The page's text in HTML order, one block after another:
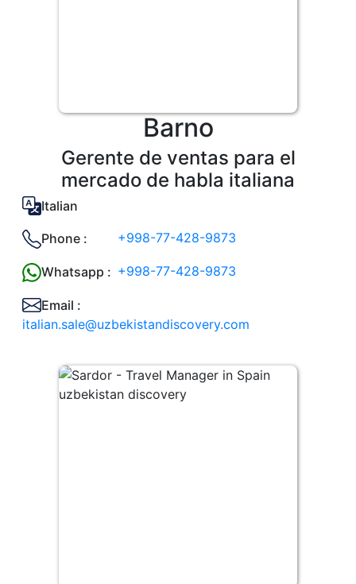
Barno
Gerente de ventas para el
mercado de habla italiana
Italian
Phone : +998-77-428-9873
Whatsapp : +998-77-428-9873
Email :
italian.sale@uzbekistandiscovery.com